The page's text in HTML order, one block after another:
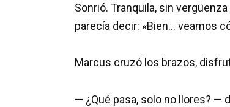
Sonrió. Tranquila, sin
parecía decir: «Bien… veamos
Marcus cruzó los brazos,
— ¿Qué pasa, solo no llores? —